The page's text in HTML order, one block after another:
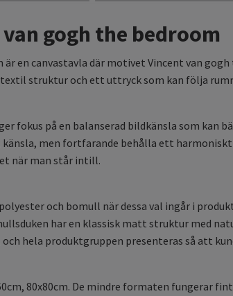
gogh the bedroom
är en canvastavla där motivet Vincent van
struktur och ett uttryck som kan följa
fokus på en balanserad bildkänsla som kan
men fortfarande behålla ett
när man står intill.
och bomull när dessa val ingår i
har en klassisk matt struktur med
hela produktgruppen presenteras så att
80x80cm. De mindre formaten fungerar